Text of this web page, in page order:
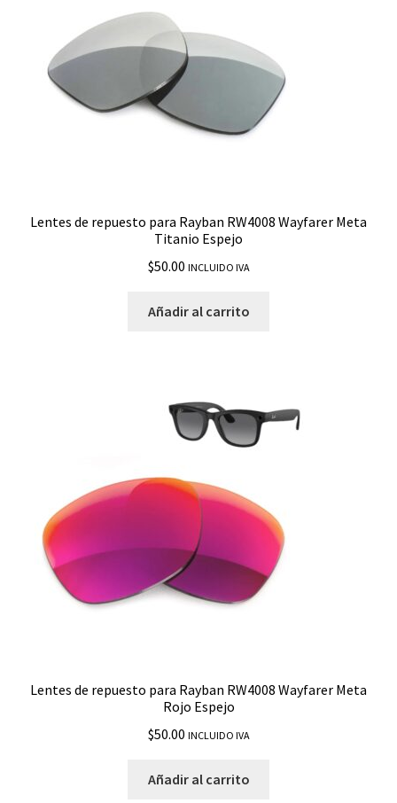
Lentes de repuesto para Rayban RW4008 Wayfarer Meta
Titanio Espejo
$50.00 INCLUIDO IVA
Añadir al carrito
Lentes de repuesto para Rayban RW4008 Wayfarer Meta
Rojo Espejo
$50.00 INCLUIDO IVA
Añadir al carrito